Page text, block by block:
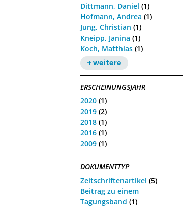
Dittmann, Daniel (1)
Hofmann, Andrea (1)
Jung, Christian (1)
Kneipp, Janina (1)
Koch, Matthias (1)
+ weitere
ERSCHEINUNGSJAHR
2020 (1)
2019 (2)
2018 (1)
2016 (1)
2009 (1)
DOKUMENTTYP
Zeitschriftenartikel (5)
Beitrag zu einem
Tagungsband (1)